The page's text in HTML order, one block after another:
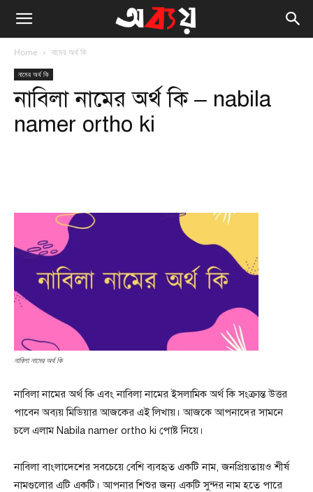
Home নামের অর্থ কি
নামের অর্থ কি
নাবিলা নামের অর্থ কি – nabila
namer ortho ki
নাবিলা নামের অর্থ কি
নাবিলা নামের অর্থ কি এবং নাবিলা নামের ইসলামিক অর্থ কি সংক্রান্ত উত্তর
পাবেন অব্যয় মিডিয়ার আজকের এই লিখায়। আজকে আপনাদের সামনে
চলে এলাম Nabila namer ortho ki পোষ্ট নিয়ে।
নাবিলা বাংলাদেশের সবচেয়ে বেশি ব্যবহৃত একটি নাম, জনপ্রিয়তায়ও শীর্ষ
নামগুলোর এটি একটি। আপনার শিশুর জন্য একটি সুন্দর নাম হতে পারে